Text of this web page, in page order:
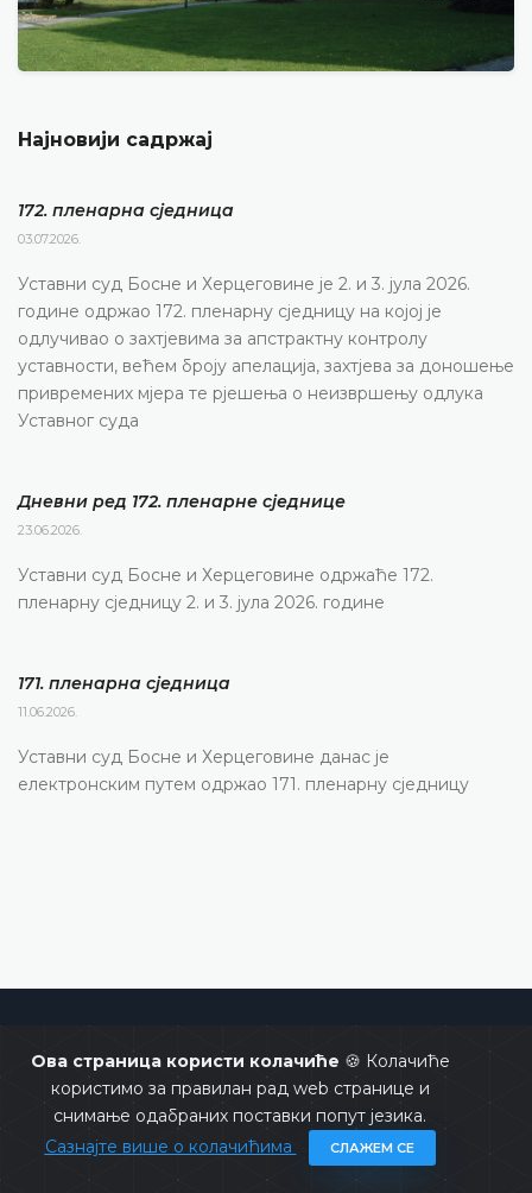
Ова страница користи колачиће 🍪 Колачиће
користимо за правилан рад web странице и
снимање одабраних поставки попут језика.
Сазнајте више о колачићима
СЛАЖЕМ СЕ
Најновији садржај
172. пленарна сједницa
03.07.2026.
Уставни суд Босне и Херцеговине је 2. и 3. јула 2026.
године одржао 172. пленарну сједницу на којој је
одлучивао о захтјевима за апстрактну контролу
уставности, већем броју апелација, захтјева за доношење
привремених мјера те рјешења о неизвршењу одлука
Уставног суда
Дневни ред 172. пленарне сједнице
23.06.2026.
Уставни суд Босне и Херцеговине одржаће 172.
пленарну сједницу 2. и 3. јула 2026. године
171. пленарна сједницa
11.06.2026.
Уставни суд Босне и Херцеговине данас је
електронским путем одржао 171. пленарну сједницу
Copyrights @ 2026Уставни суд БиХСва права задржана.